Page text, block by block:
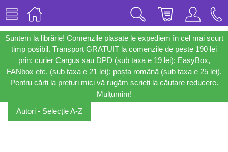
Suntem la librărie! Comenzile plasate le expediem în cel mai scurt
timp posibil. Transport GRATUIT la comenzile de peste 190 lei
prin: curier Cargus sau DPD (sub taxa e 19 lei); EasyBox,
FANbox etc. (sub taxa e 21 lei); poșta română (sub taxa e 25 lei).
Pentru cărți la prețuri mici vă rugăm scrieți la căutare reducere.
Mulțumim!
Autori - Selecție A-Z